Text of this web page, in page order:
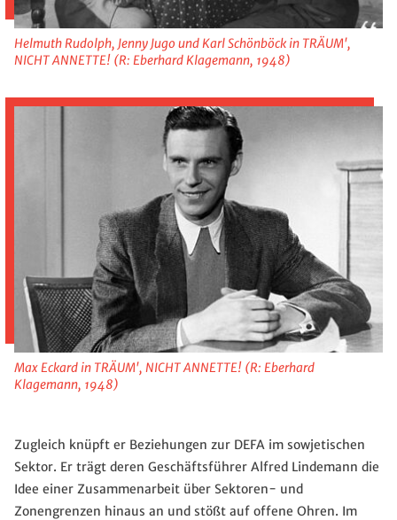
Helmuth Rudolph, Jenny Jugo und Karl Schönböck in TRÄUM',
NICHT ANNETTE! (R: Eberhard Klagemann, 1948)
Max Eckard in TRÄUM', NICHT ANNETTE! (R: Eberhard
Klagemann, 1948)
Zugleich knüpft er Beziehungen zur DEFA im sowjetischen
Sektor. Er trägt deren Geschäftsführer Alfred Lindemann die
Idee einer Zusammenarbeit über Sektoren- und
Zonengrenzen hinaus an und stößt auf offene Ohren. Im